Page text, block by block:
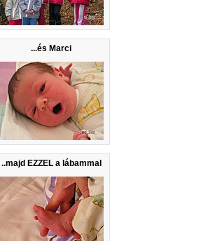
...és Marci
..majd EZZEL a lábammal